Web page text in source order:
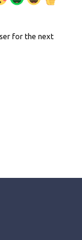
for the next